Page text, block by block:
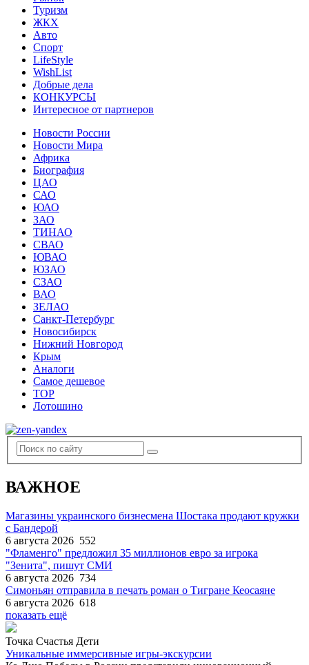
Туризм
ЖКХ
Авто
Спорт
LifeStyle
WishList
Добрые дела
КОНКУРСЫ
Интересное от партнеров
Новости России
Новости Мира
Африка
Биография
ЦАО
САО
ЮАО
ЗАО
ТИНАО
СВАО
ЮВАО
ЮЗАО
СЗАО
ВАО
ЗЕЛАО
Санкт-Петербург
Новосибирск
Нижний Новгород
Крым
Аналоги
Самое дешевое
TOP
Лотошино
ВАЖНОЕ
Магазины украинского бизнесмена Шостака продают кружки
с Бандерой
6 августа 2026 552
"Фламенго" предложил 35 миллионов евро за игрока
"Зенита", пишут СМИ
6 августа 2026 734
Симоньян отправила в печать роман о Тигране Кеосаяне
6 августа 2026 618
показать ещё
Точка Счастья Дети
Уникальные иммерсивные игры-экскурсии